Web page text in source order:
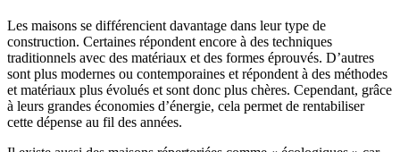
Les maisons se différencient davantage dans leur type de
construction. Certaines répondent encore à des techniques
traditionnels avec des matériaux et des formes éprouvés. D’autres
sont plus modernes ou contemporaines et répondent à des méthodes
et matériaux plus évolués et sont donc plus chères. Cependant, grâce
à leurs grandes économies d’énergie, cela permet de rentabiliser
cette dépense au fil des années.